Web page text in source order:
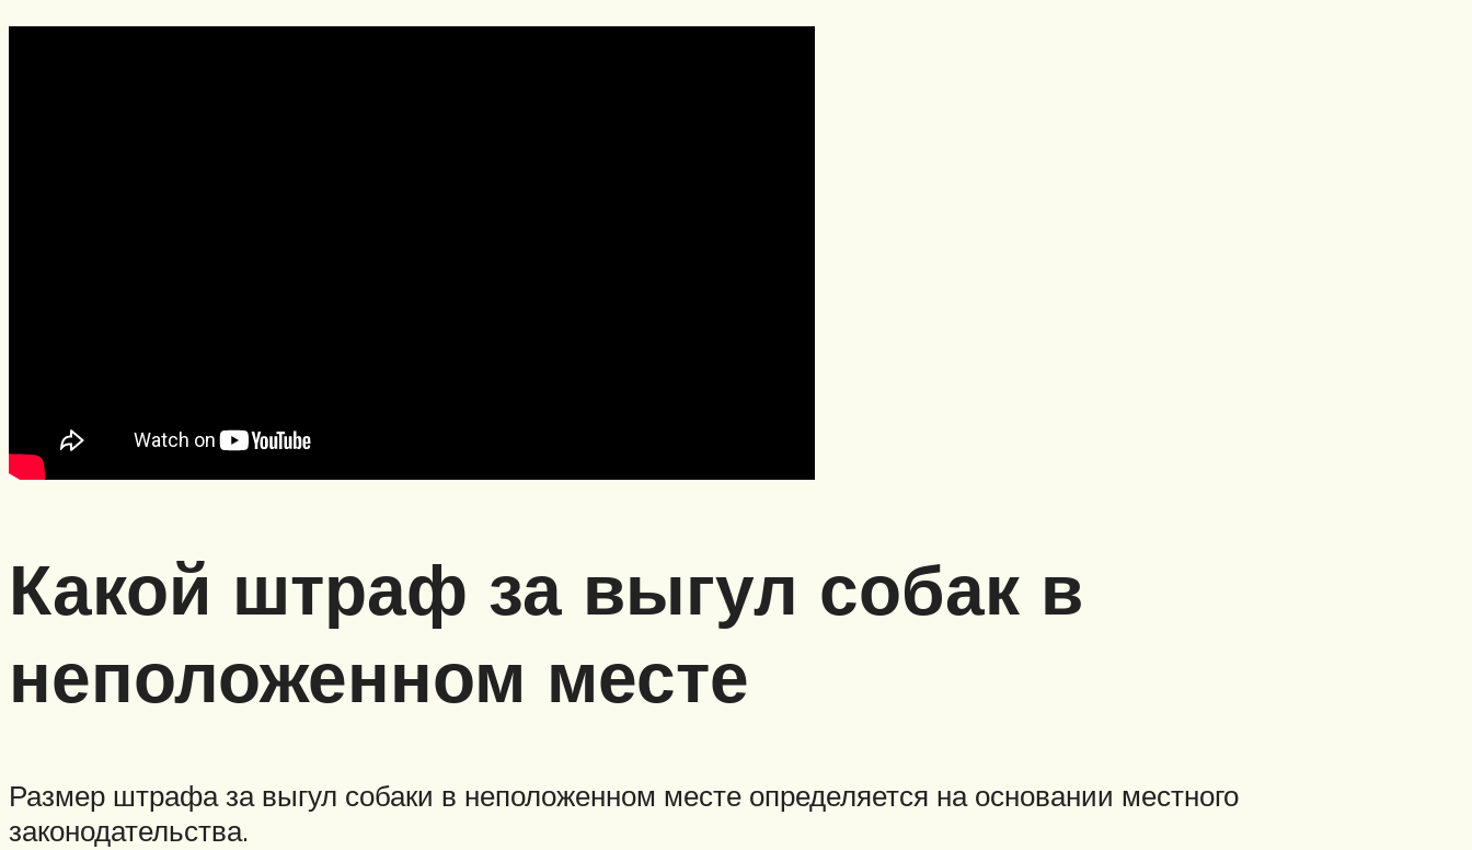
Какой штраф за выгул собак в
неположенном месте
Размер штрафа за выгул собаки в неположенном месте определяется на основании местного
законодательства.